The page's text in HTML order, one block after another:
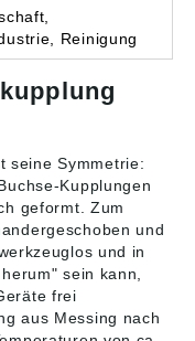
den gewerblichen
Angaben
((EU) 2023/998):
Armaturenfabrik
Backnang, DE,
Reinigung
seine Symmetrie:
Kupplungen
geformt. Zum
und
und in
sein kann,
frei
aus Messing nach